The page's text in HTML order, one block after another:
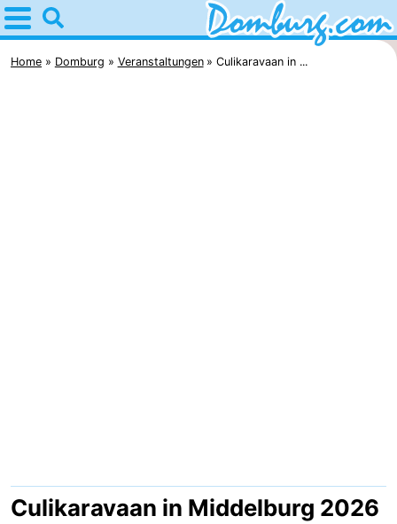
Home
Domburg
Wijngaerde
Ferienhäuser
Home Domburg Veranstaltungen Culikaravaan in ...
Culikaravaan in Middelburg 2026